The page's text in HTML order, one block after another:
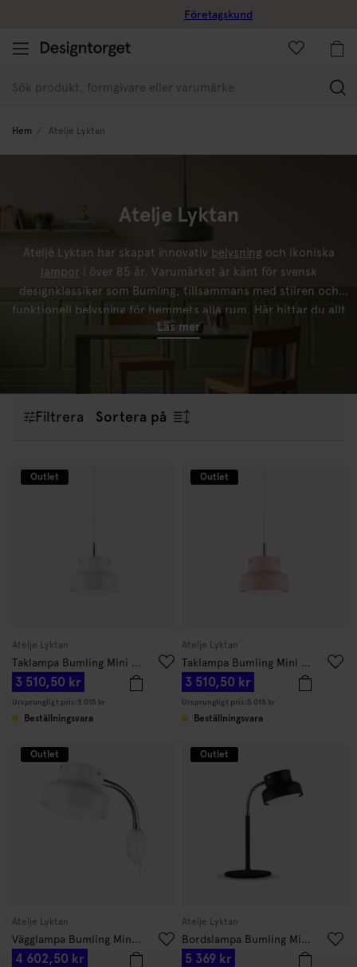
Företagskund
Hem Atelje Lyktan
Atelje Lyktan
Ateljé Lyktan har skapat innovativ belysning och ikoniska
lampori över 85 år. Varumärket är känt för svensk
designklassiker som Bumling, tillsammans med stilren och
funktionell belysning för hemmets alla rum. Här hittar du allt
taklampor till tidlösa favoriter som
Läs mer
Filtrera Sortera på
Outlet
Atelje Lyktan
Taklampa Bumling Mini 19cm Vit
3 510,50 kr
Ursprungligt pris:5 015 kr
Beställningsvara
Outlet
Atelje Lyktan
Taklampa Bumling Mini 19cm Dusty Pink
3 510,50 kr
Ursprungligt pris:5 015 kr
Beställningsvara
Outlet
Atelje Lyktan
Vägglampa Bumling Mini 19cm Vit
4 602,50 kr
Outlet
Atelje Lyktan
Bordslampa Bumling Mini 19cm Svart
5 369 kr